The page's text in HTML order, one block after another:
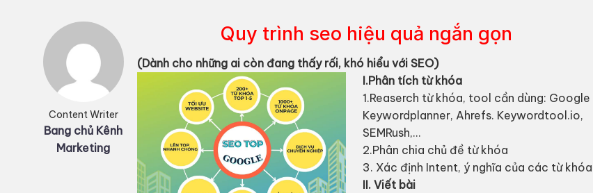
Content Writer
Bang chủ Kênh
Marketing
Quy trình seo hiệu quả ngắn gọn
(Dành cho những ai còn đang thấy rối, khó hiểu với SEO)
I.Phân tích từ khóa
1.Reaserch từ khóa, tool cần dùng: Google
Keywordplanner, Ahrefs. Keywordtool.io,
SEMRush,…
2.Phân chia chủ đề từ khóa
3. Xác định Intent, ý nghĩa của các từ khóa
II. Viết bài